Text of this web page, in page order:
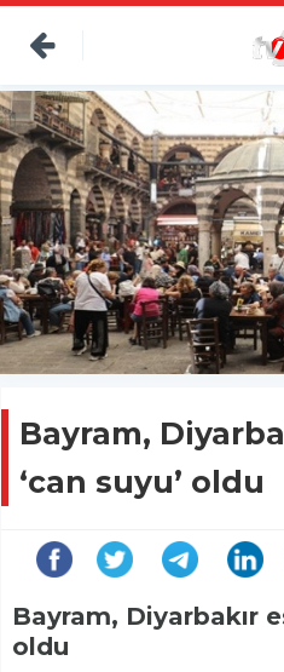
Bayram,
‘can suyu’ oldu
Bayram, Diyarbakır
oldu